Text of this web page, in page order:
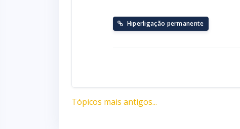
Hiperligação permanente
Tópicos mais antigos...